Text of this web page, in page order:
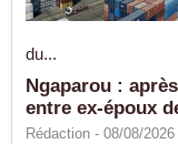
du...
Ngaparou :
entre ex-époux
Rédaction - 08/08/2026